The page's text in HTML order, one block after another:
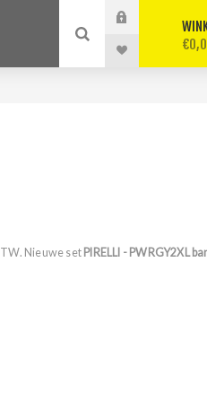
Nieuwe set PIRELLI - PWRGY2XL